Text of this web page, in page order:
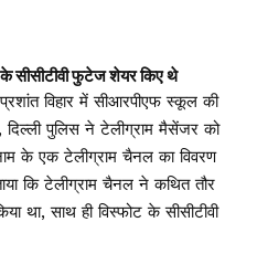
फुटेज शेयर किए थे
विहार में सीआरपीएफ स्कूल की
दिल्ली पुलिस ने टेलीग्राम मैसेंजर को
के एक टेलीग्राम चैनल का विवरण
कि टेलीग्राम चैनल ने कथित तौर
था, साथ ही विस्फोट के सीसीटीवी